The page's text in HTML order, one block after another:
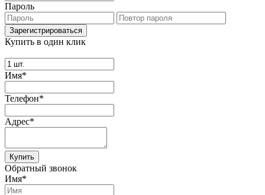
Пароль
Купить в один клик
Имя*
Телефон*
Адрес*
Купить
Обратный звонок
Имя*